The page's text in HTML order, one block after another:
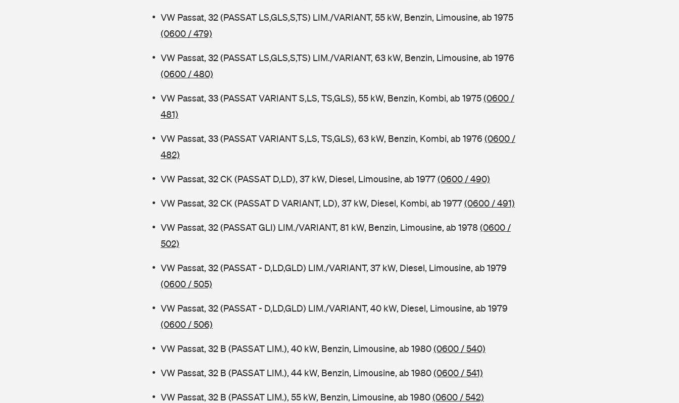
VW Passat, 32 (PASSAT LS,GLS,S,TS) LIM./VARIANT, 55 kW, Benzin, Limousine, ab 1975
(0600 / 479)
VW Passat, 32 (PASSAT LS,GLS,S,TS) LIM./VARIANT, 63 kW, Benzin, Limousine, ab 1976
(0600 / 480)
VW Passat, 33 (PASSAT VARIANT S,LS, TS,GLS), 55 kW, Benzin, Kombi, ab 1975(0600 /
481)
VW Passat, 33 (PASSAT VARIANT S,LS, TS,GLS), 63 kW, Benzin, Kombi, ab 1976 (0600 /
482)
VW Passat, 32 CK (PASSAT D,LD), 37 kW, Diesel, Limousine, ab 1977(0600 / 490)
VW Passat, 32 CK (PASSAT D VARIANT, LD), 37 kW, Diesel, Kombi, ab 1977(0600 / 491)
VW Passat, 32 (PASSAT GLI) LIM./VARIANT, 81 kW, Benzin, Limousine, ab 1978(0600 /
502)
VW Passat, 32 (PASSAT - D,LD,GLD) LIM./VARIANT, 37 kW, Diesel, Limousine, ab 1979
(0600 / 505)
VW Passat, 32 (PASSAT - D,LD,GLD) LIM./VARIANT, 40 kW, Diesel, Limousine, ab 1979
(0600 / 506)
VW Passat, 32 B (PASSAT LIM.), 40 kW, Benzin, Limousine, ab 1980(0600 / 540)
VW Passat, 32 B (PASSAT LIM.), 44 kW, Benzin, Limousine, ab 1980(0600 / 541)
VW Passat, 32 B (PASSAT LIM.), 55 kW, Benzin, Limousine, ab 1980(0600 / 542)